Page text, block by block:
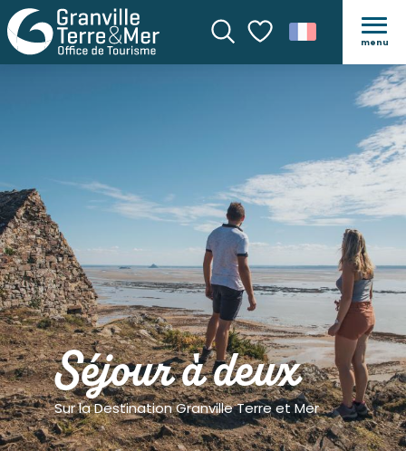
Recherche
Voir les favoris
menu
Séjour à deux
Sur la Destination Granville Terre et Mer